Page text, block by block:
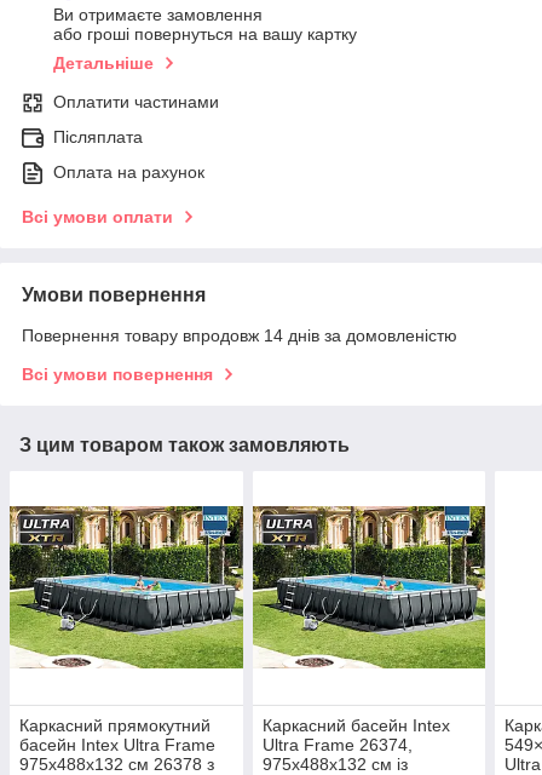
Ви отримаєте замовлення
або гроші повернуться на вашу картку
Детальніше
Оплатити частинами
Післяплата
Оплата на рахунок
Всі умови оплати
Умови повернення
Повернення товару впродовж 14 днів за домовленістю
Всі умови повернення
З цим товаром також замовляють
Каркасний прямокутний
басейн Intex Ultra Frame
975x488x132 см 26378 з
Каркасний басейн Intex
Ultra Frame 26374,
975x488x132 см із